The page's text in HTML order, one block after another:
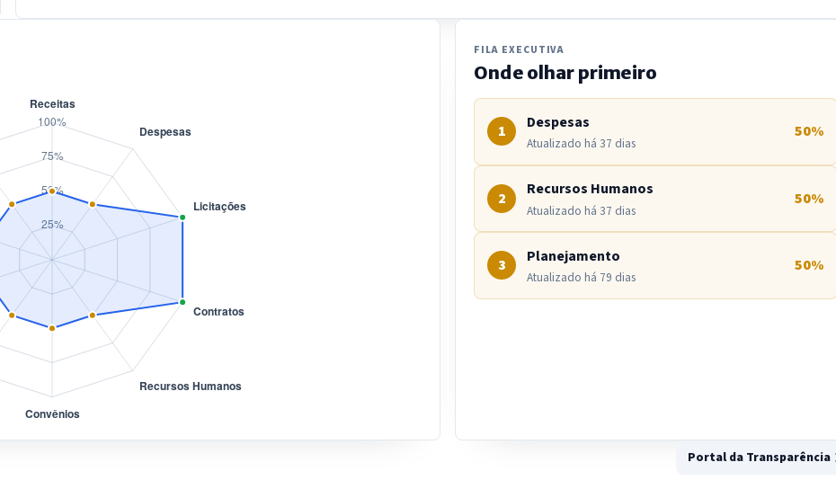
FILA EXECUTIVA
Onde olhar primeiro
1 Despesas
Atualizado há 37 dias
50%
2 Recursos Humanos
Atualizado há 37 dias
50%
3 Planejamento
Atualizado há 79 dias
50%
Portal da Transparência